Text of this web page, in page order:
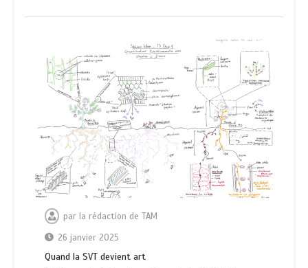
par la rédaction de TAM
26 janvier 2025
Quand la SVT devient art